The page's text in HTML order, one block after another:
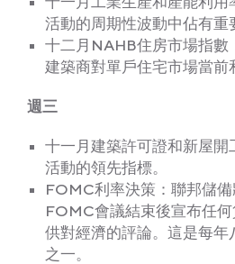
活動的周期性波動中佔有重
十二月NAHB住房市場指數
建築商對單戶住宅市場當前
週三
十一月建築許可證和新屋開
活動的領先指標。
FOMC利率決策：聯邦儲
FOMC會議結束後宣布任
供對經濟的評論。這是每年
之一。